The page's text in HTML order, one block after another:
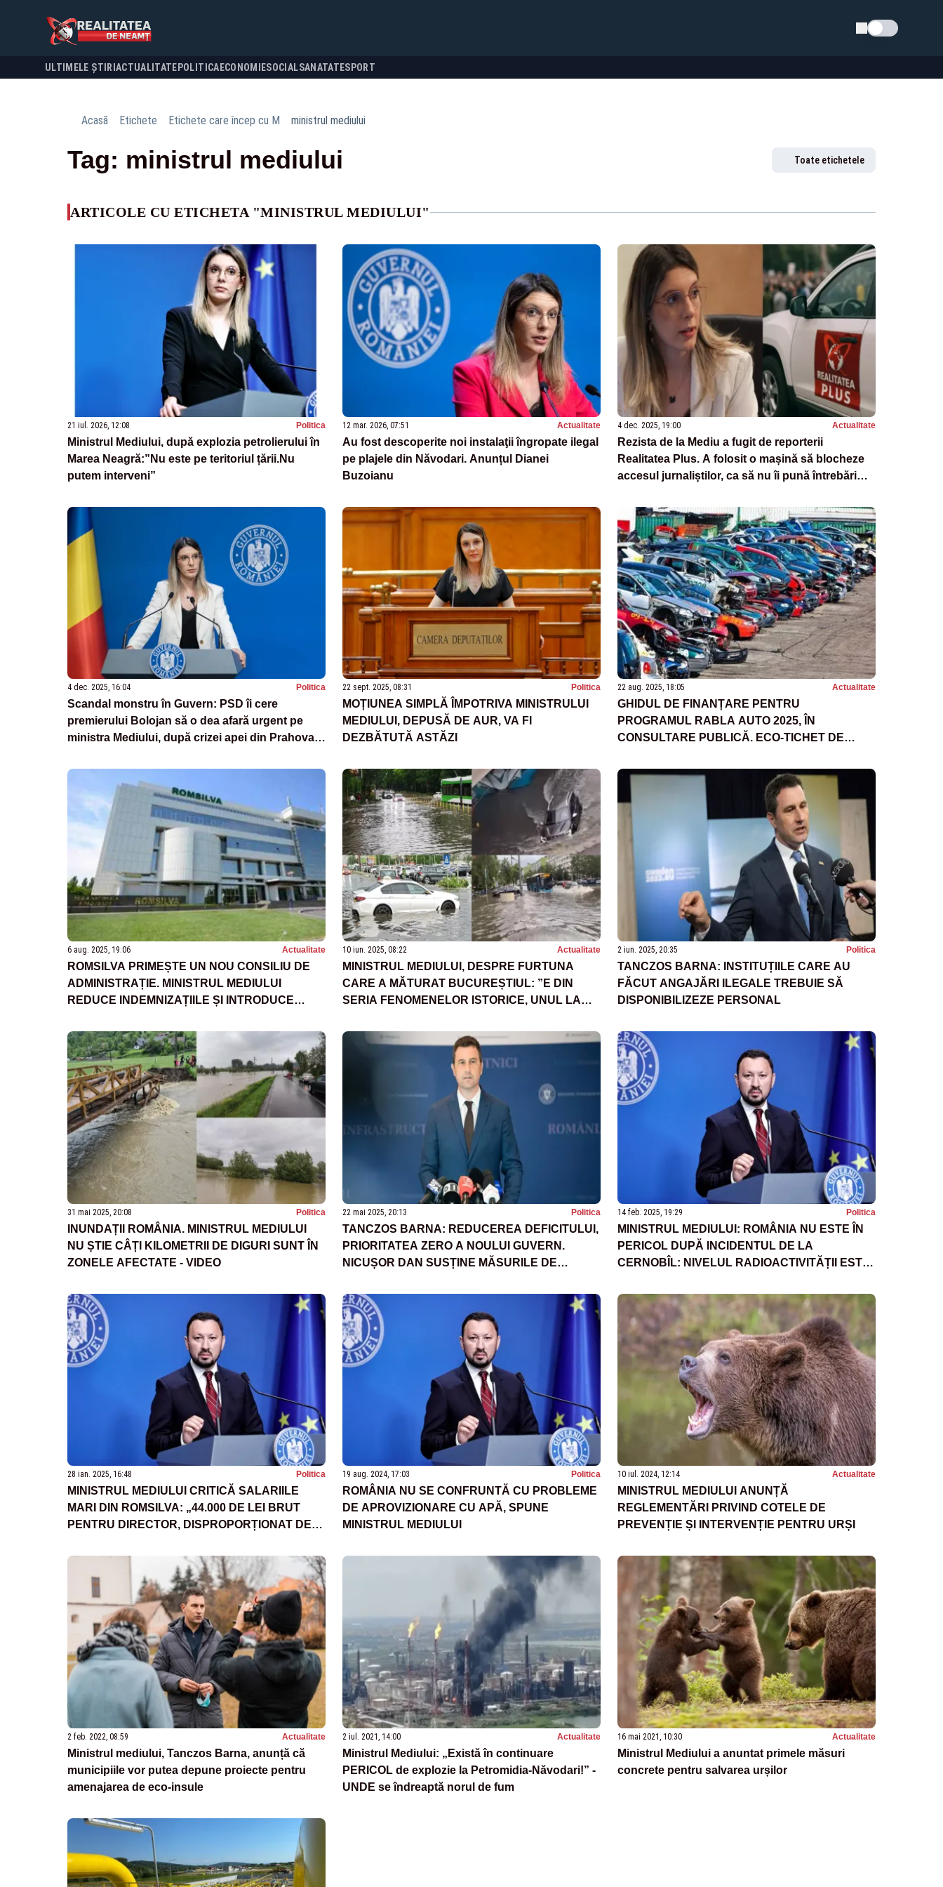
Schimba tema
ULTIMELE ȘTIRI ACTUALITATE POLITICA ECONOMIESOCIALSANATATESPORT
Acasă Etichete Etichete care încep cu M ministrul mediului
Tag: ministrul mediului Toate etichetele
ARTICOLE CU ETICHETA "MINISTRUL MEDIULUI"
21 iul. 2026, 12:08 Politica
Ministrul Mediului, după explozia petrolierului în
Marea Neagră:”Nu este pe teritoriul țării.Nu
putem interveni”
12 mar. 2026, 07:51 Actualitate
Au fost descoperite noi instalaţii îngropate ilegal
pe plajele din Năvodari. Anunțul Dianei
Buzoianu
4 dec. 2025, 19:00 Actualitate
Rezista de la Mediu a fugit de reporterii
Realitatea Plus. A folosit o mașină să blocheze
accesul jurnaliștilor, ca să nu îi pună întrebări
4 dec. 2025, 16:04 Politica
Scandal monstru în Guvern: PSD îi cere
premierului Bolojan să o dea afară urgent pe
ministra Mediului, după crizei apei din Prahova:
22 sept. 2025, 08:31 Politica
MOȚIUNEA SIMPLĂ ÎMPOTRIVA MINISTRULUI
MEDIULUI, DEPUSĂ DE AUR, VA FI
DEZBĂTUTĂ ASTĂZI
22 aug. 2025, 18:05 Actualitate
GHIDUL DE FINANȚARE PENTRU
PROGRAMUL RABLA AUTO 2025, ÎN
CONSULTARE PUBLICĂ. ECO-TICHET DE
6 aug. 2025, 19:06 Actualitate
ROMSILVA PRIMEȘTE UN NOU CONSILIU DE
ADMINISTRAȚIE. MINISTRUL MEDIULUI
REDUCE INDEMNIZAȚIILE ȘI INTRODUCE
10 iun. 2025, 08:22 Actualitate
MINISTRUL MEDIULUI, DESPRE FURTUNA
CARE A MĂTURAT BUCUREȘTIUL: ”E DIN
SERIA FENOMENELOR ISTORICE, UNUL LA
2 iun. 2025, 20:35 Politica
TANCZOS BARNA: INSTITUȚIILE CARE AU
FĂCUT ANGAJĂRI ILEGALE TREBUIE SĂ
DISPONIBILIZEZE PERSONAL
31 mai 2025, 20:08 Politica
INUNDAȚII ROMÂNIA. MINISTRUL MEDIULUI
NU ȘTIE CÂȚI KILOMETRII DE DIGURI SUNT ÎN
ZONELE AFECTATE - VIDEO
22 mai 2025, 20:13 Politica
TANCZOS BARNA: REDUCEREA DEFICITULUI,
PRIORITATEA ZERO A NOULUI GUVERN.
NICUȘOR DAN SUSȚINE MĂSURILE DE
14 feb. 2025, 19:29 Politica
MINISTRUL MEDIULUI: ROMÂNIA NU ESTE ÎN
PERICOL DUPĂ INCIDENTUL DE LA
CERNOBÎL: NIVELUL RADIOACTIVITĂȚII ESTE
28 ian. 2025, 16:48 Politica
MINISTRUL MEDIULUI CRITICĂ SALARIILE
MARI DIN ROMSILVA: „44.000 DE LEI BRUT
PENTRU DIRECTOR, DISPROPORȚIONAT DE
19 aug. 2024, 17:03 Politica
ROMÂNIA NU SE CONFRUNTĂ CU PROBLEME
DE APROVIZIONARE CU APĂ, SPUNE
MINISTRUL MEDIULUI
10 iul. 2024, 12:14 Actualitate
MINISTRUL MEDIULUI ANUNȚĂ
REGLEMENTĂRI PRIVIND COTELE DE
PREVENȚIE ȘI INTERVENȚIE PENTRU URȘI
2 feb. 2022, 08:59 Actualitate
Ministrul mediului, Tanczos Barna, anunță că
municipiile vor putea depune proiecte pentru
amenajarea de eco-insule
2 iul. 2021, 14:00 Actualitate
Ministrul Mediului: „Există în continuare
PERICOL de explozie la Petromidia-Năvodari!” -
UNDE se îndreaptă norul de fum
16 mai 2021, 10:30 Actualitate
Ministrul Mediului a anuntat primele măsuri
concrete pentru salvarea urșilor